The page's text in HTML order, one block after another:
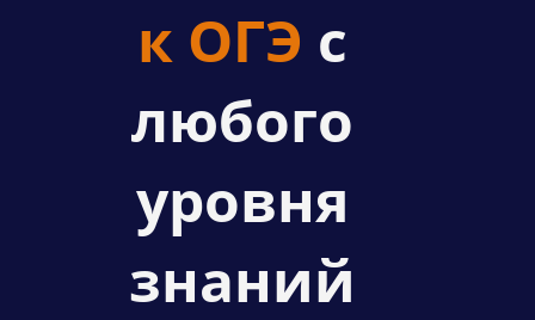
к ОГЭ с
любого
уровня
знаний